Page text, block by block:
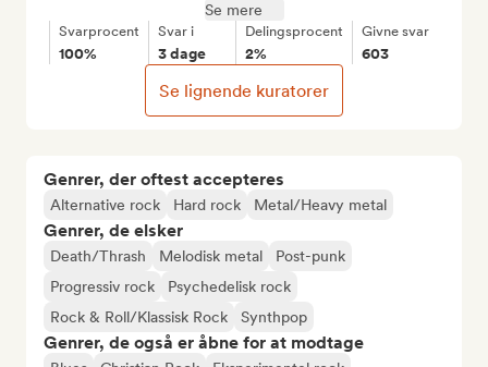
Genrer, der oftest accepteres
Alternative rock Hard rock Metal/Heavy metal
Genrer, de elsker
Death/Thrash Melodisk metal
Post-punk
Progressiv rock
Psychedelisk rock
Rock & Roll/Klassisk Rock
Synthpop
Genrer, de også er åbne for at modtage
Se mere
Svarprocent
100%
Svar i
3 dage
Delingsprocent
2%
Givne svar
603
Se lignende kuratorer